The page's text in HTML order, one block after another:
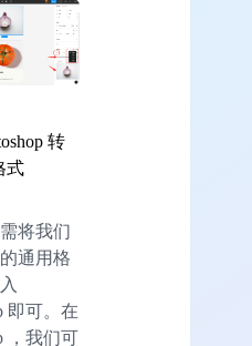
转
式
将我们
通用格
即可。在
，我们可